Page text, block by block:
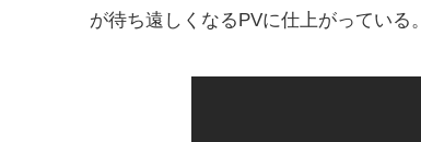
が待ち遠しくなるPVに仕上がっている。